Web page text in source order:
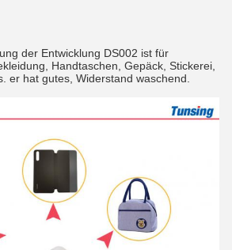
der Entwicklung DS002 ist für
Handtaschen, Gepäck, Stickerei,
er hat gutes, Widerstand waschend.